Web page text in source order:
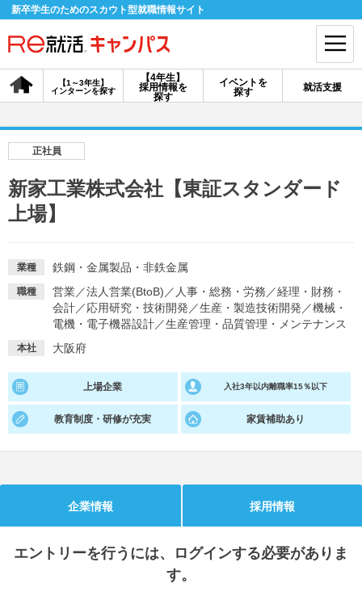
新卒学生のためのスカウト型就職情報サイト
【4年生】
採用情報を
探す
【1～3年生】
インターンを探す
イベントを
探す
就活支援
会員登録 ログイン
イベントを探す スカウト お知らせ
就活ノウハウ・サポート
就活支援
就活ノウハウが満載！
就活コラム
お役立ち記事・相談室など
就活ニュースペーパー よくある質問
正社員
新家工業株式会社【東証スタンダード
上場】
業種 鉄鋼・金属製品・非鉄金属
職種 営業／法人営業(BtoB) ／ 人事・総務・労務 ／経理・財務・
会計／応用研究・技術開発 ／生産・製造技術開発 ／機械・
電機・電子機器設計／生産管理・品質管理・メンテナンス
本社 大阪府
上場企業 入社3年以内離職率15％以下
教育制度・研修が充実 家賃補助あり
企業情報 採用情報
エントリーを行うには、ログインする必要がありま
す。